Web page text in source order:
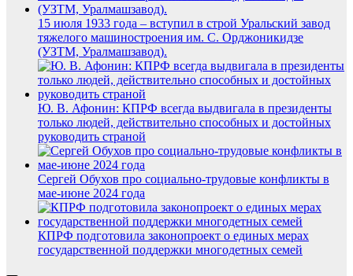
15 июля 1933 года – вступил в строй Уральский завод
тяжелого машиностроения им. С. Орджоникидзе
(УЗТМ, Уралмашзавод).
Ю. В. Афонин: КПРФ всегда выдвигала в президенты
только людей, действительно способных и достойных
руководить страной
Сергей Обухов про социально-трудовые конфликты в
мае-июне 2024 года
КПРФ подготовила законопроект о единых мерах
государственной поддержки многодетных семей